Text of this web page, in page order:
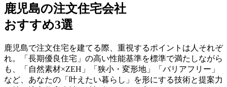
鹿児島の注文住宅会社
おすすめ3選
鹿児島で注文住宅を建てる際、重視するポイントは人それぞ
れ。「長期優良住宅」の高い性能基準を標準で満たしながら
も、
「自然素材×ZEH」「狭小・変形地」「バリアフリー」
など、あなたの「叶えたい暮らし」を形にする技術と提案力